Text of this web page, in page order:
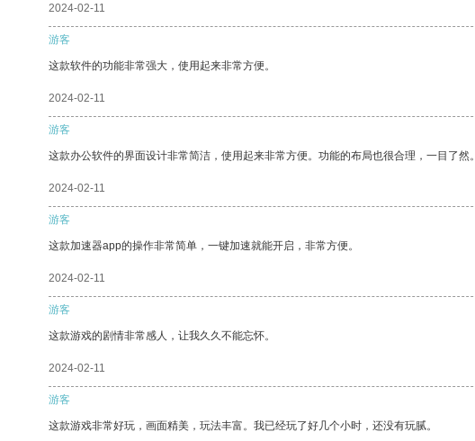
2024-02-11
游客
这款软件的功能非常强大，使用起来非常方便。
2024-02-11
游客
这款办公软件的界面设计非常简洁，使用起来非常方便。功能的布局也很合理，一目了然。
2024-02-11
游客
这款加速器app的操作非常简单，一键加速就能开启，非常方便。
2024-02-11
游客
这款游戏的剧情非常感人，让我久久不能忘怀。
2024-02-11
游客
这款游戏非常好玩，画面精美，玩法丰富。我已经玩了好几个小时，还没有玩腻。